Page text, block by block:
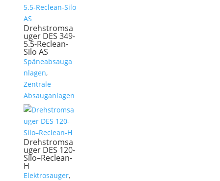
Drehstromsa
uger DES 349-
5.5-Reclean-
Silo AS
Späneabsauga
nlagen,
Zentrale
Absauganlagen
Drehstromsa
uger DES 120-
Silo–Reclean-
H
Elektrosauger,